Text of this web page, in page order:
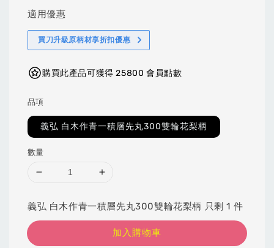
適用優惠
買刀升級原柄材享折扣優惠
購買此產品可獲得 25800 會員點數
品項
義弘 白木作青一積層先丸300雙輪花梨柄
數量
義弘 白木作青一積層先丸300雙輪花梨柄 只剩 1 件
加入購物車